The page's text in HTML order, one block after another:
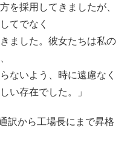
を採用してきましたが、
てでなく
ました。彼女たちは私の
ないよう、時に遠慮なく
い存在でした。」
訳から工場長にまで昇格